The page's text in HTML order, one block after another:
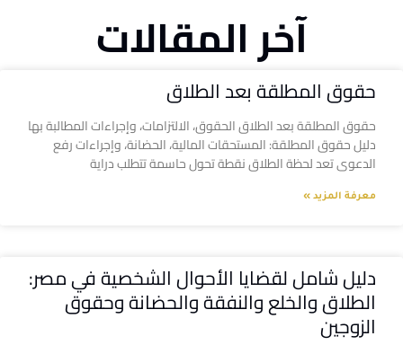
آخر المقالات
حقوق المطلقة بعد الطلاق
حقوق المطلقة بعد الطلاق الحقوق، الالتزامات، وإجراءات المطالبة بها
دليل حقوق المطلقة: المستحقات المالية، الحضانة، وإجراءات رفع
الدعوى تعد لحظة الطلاق نقطة تحول حاسمة تتطلب دراية
معرفة المزيد »
دليل شامل لقضايا الأحوال الشخصية في مصر:
الطلاق والخلع والنفقة والحضانة وحقوق
الزوجين